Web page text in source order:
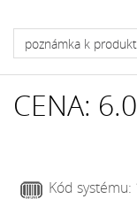
CENA:
Kód systému: